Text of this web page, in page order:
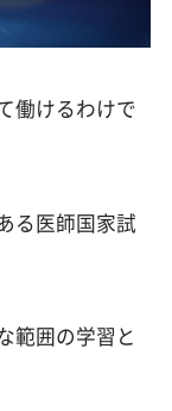
働けるわけで
る医師国家試
範囲の学習と